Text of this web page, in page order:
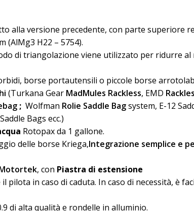
alla versione precedente, con parte superiore
(AlMg3 H22 – 5754).
di triangolazione viene utilizzato per ridurre
borse portautensili o piccole borse
(Turkana Gear MadMules Rackless, EMD
; Wolfman Rolie Saddle Bagsystem, E-12
Bags ecc.)
Rotopax da 1 gallone.
delle borse Kriega,Integrazione semplice e
, con Piastra di estensione
in caso di caduta. In caso di necessità, è
di alta qualità e rondelle in alluminio.